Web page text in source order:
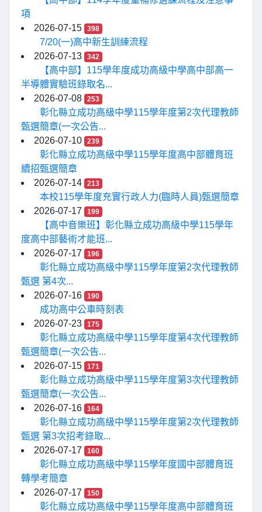
項
2026-07-15
398
7/20(一)高中新生訓練流程
2026-07-13
342
【高中部】115學年度成功高級中學高中部高一
半導體實驗班錄取名...
2026-07-08
253
彰化縣立成功高級中學115學年度第2次代理教師
甄選簡章(一次公告...
2026-07-10
239
彰化縣立成功高級中學115學年度高中部體育班
續招甄選簡章
2026-07-14
213
本校115學年度充實行政人力(臨時人員)甄選簡章
2026-07-17
199
【高中音樂班】彰化縣立成功高級中學115學年
度高中部藝術才能班...
2026-07-17
196
彰化縣立成功高級中學115學年度第2次代理教師
甄選 第4次...
2026-07-16
190
成功高中公車時刻表
2026-07-23
175
彰化縣立成功高級中學115學年度第4次代理教師
甄選簡章(一次公告...
2026-07-15
171
彰化縣立成功高級中學115學年度第3次代理教師
甄選簡章(一次公告...
2026-07-16
164
彰化縣立成功高級中學115學年度第2次代理教師
甄選 第3次招考錄取...
2026-07-17
160
彰化縣立成功高級中學115學年度國中部體育班
轉學考簡章
2026-07-17
150
彰化縣立成功高級中學115學年度高中部體育班